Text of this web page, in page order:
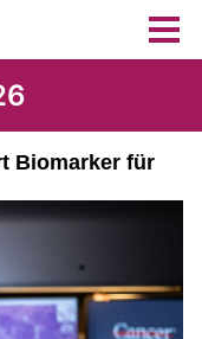
Biomarker für